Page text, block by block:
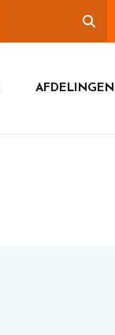
AFDELINGEN